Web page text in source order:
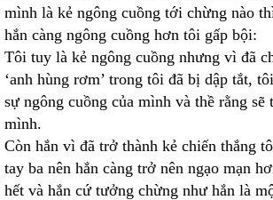
mình là kẻ ngông cuồng tới chừng nào
hắn càng ngông cuồng hơn tôi gấp bội:
Tôi tuy là kẻ ngông cuồng nhưng vì đã
‘anh hùng rơm’ trong tôi đã bị dập tắt,
sự ngông cuồng của mình và thề rằng sẽ
mình.
Còn hắn vì đã trở thành kẻ chiến thắng
tay ba nên hắn càng trở nên ngạo mạn
hết và hắn cứ tưởng chừng như hắn là